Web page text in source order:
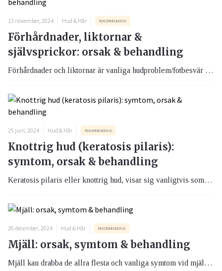
13 november, 2024 Hud & Hår REKOMMENDERAD
Förhårdnader, liktornar &
självsprickor: orsak & behandling
Förhårdnader och liktornar är vanliga hudproblem/fotbesvär som uppstår när huden utsätts för långvarigt tryck eller friktion. Hälsprickor uppstår vanligtvis när huden blir extremt torr och tjock, vilket leder till att det yttersta hudlagret spricker av sig själv. Det finns dock sätt att förebygga besvären och minska risken att behöva söka vård.
25 juni, 2024 Hud & Hår REKOMMENDERAD
Knottrig hud (keratosis pilaris):
symtom, orsak & behandling
Keratosis pilaris eller knottrig hud, visar sig vanligtvis som små hårda knottror på utsidan av överarmar, låren eller kinderna, med en mer eller mindre tydlig rodnad omkring. Det är en vanlig och ofarlig hudåkomma som kan vara kosmetiskt störande, men den kan hanteras med rätt vård och behandling.
26 december, 2024 Hud & Hår REKOMMENDERAD
Mjäll: orsak, symtom & behandling
Mjäll kan drabba de allra flesta och vanliga symtom vid mjäll är synbara små och vita fjäll i håret, hårbotten och på kläderna. Mjäll kan också vara förknippat med en irriterande klåda i hårbotten.